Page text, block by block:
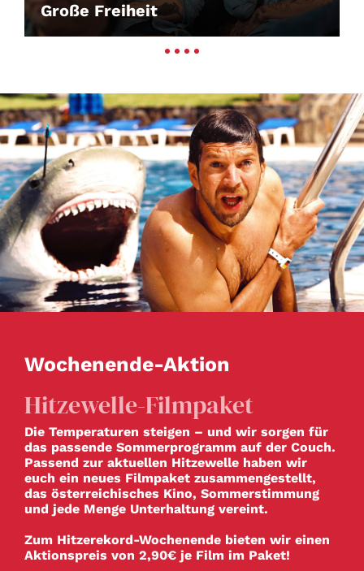
Große Freiheit
Wochenende-Aktion
Hitzewelle-Filmpaket
Die Temperaturen steigen – und wir sorgen für
das passende Sommerprogramm auf der Couch.
Passend zur aktuellen Hitzewelle haben wir
euch ein neues Filmpaket zusammengestellt,
das österreichisches Kino, Sommerstimmung
und jede Menge Unterhaltung vereint.
Zum Hitzerekord-Wochenende bieten wir einen
Aktionspreis von 2,90€ je Film im Paket!